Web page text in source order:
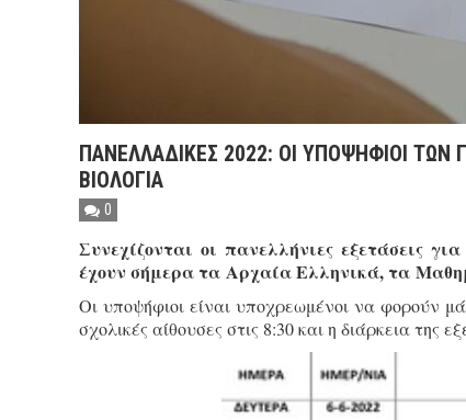
ΠΑΝΕΛΛΑΔΙΚΕΣ 2022: ΟΙ ΥΠΟΨΗΦΙΟΙ ΤΩΝ
ΒΙΟΛΟΓΙΑ
0
Συνεχίζονται οι πανελλήνιες εξετάσεις
έχουν σήμερα τα Αρχαία Ελληνικά, τα
Οι υποψήφιοι είναι υποχρεωμένοι να φορούν
σχολικές αίθουσες στις 8:30 και η διάρκεια της